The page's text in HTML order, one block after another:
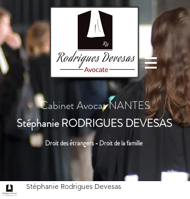
Cabinet Avocat NANTES
StéphanieRODRIGUES DEVESAS
Droit des étrangers - Droit de la famille
Stéphanie Rodrigues Devesas